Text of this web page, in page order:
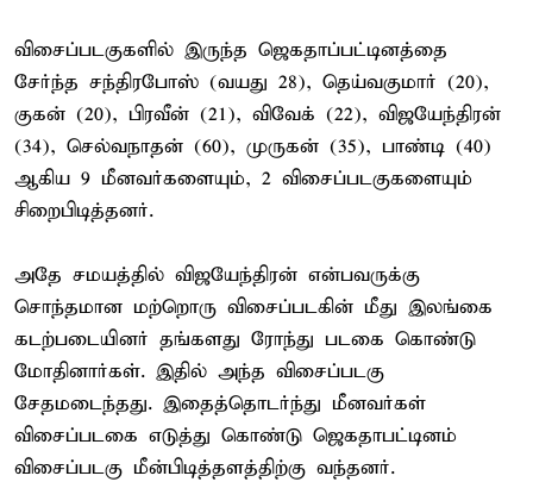
விசைப்படகுகளில் இருந்த ஜெகதாப்பட்டினத்தை
சேர்ந்த சந்திரபோஸ் (வயது 28), தெய்வகுமார் (20),
குகன் (20), பிரவீன் (21), விவேக் (22), விஜயேந்திரன்
(34), செல்வநாதன் (60), முருகன் (35), பாண்டி (40)
ஆகிய 9 மீனவர்களையும், 2 விசைப்படகுகளையும்
சிறைபிடித்தனர்.
அதே சமயத்தில் விஜயேந்திரன் என்பவருக்கு
சொந்தமான மற்றொரு விசைப்படகின் மீது இலங்கை
கடற்படையினர் தங்களது ரோந்து படகை கொண்டு
மோதினார்கள். இதில் அந்த விசைப்படகு
சேதமடைந்தது. இதைத்தொடர்ந்து மீனவர்கள்
விசைப்படகை எடுத்து கொண்டு ஜெகதாபட்டினம்
விசைப்படகு மீன்பிடித்தளத்திற்கு வந்தனர்.